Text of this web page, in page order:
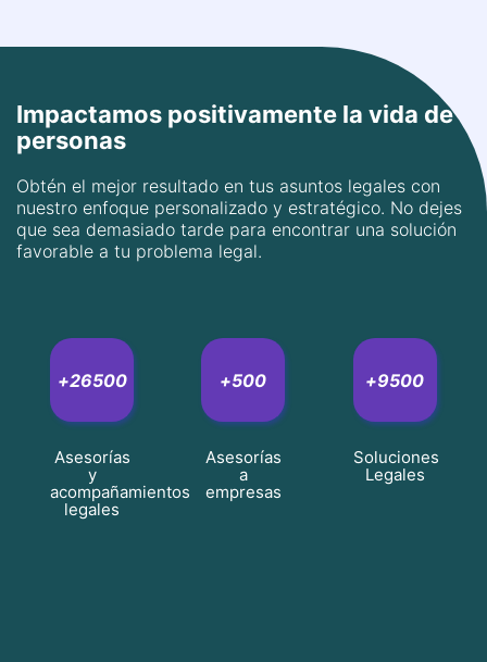
Creo en la importancia de la empatía y la
transparencia en mi trabajo para construir
Impactamos positivamente la vida de
personas
Obtén el mejor resultado en tus asuntos legales con
nuestro enfoque personalizado y estratégico. No dejes
que sea demasiado tarde para encontrar una solución
favorable a tu problema legal.
+26500
Asesorías
y
acompañamientos
legales
+500
Asesorías
a
empresas
+9500
Soluciones
Legales